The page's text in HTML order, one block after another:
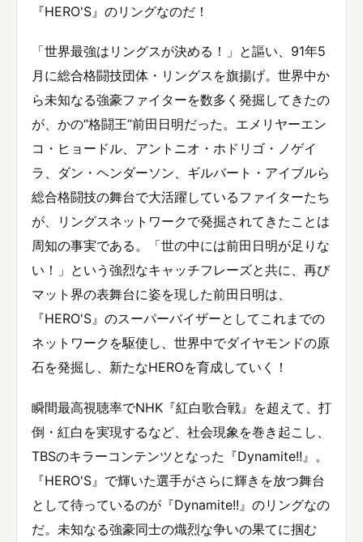
『HERO'S』のリングなのだ！
「世界最強はリングスが決める！」と謳い、91年5
月に総合格闘技団体・リングスを旗揚げ。世界中か
ら未知なる強豪ファイターを数多く発掘してきたの
が、かの“格闘王”前田日明だった。エメリヤーエン
コ・ヒョードル、アントニオ・ホドリゴ・ノゲイ
ラ、ダン・ヘンダーソン、ギルバート・アイブルら
総合格闘技の舞台で大活躍しているファイターたち
が、リングスネットワークで発掘されてきたことは
周知の事実である。「世の中には前田日明が足りな
い！」という強烈なキャッチフレーズと共に、再び
マット界の表舞台に姿を現した前田日明は、
『HERO'S』のスーパーバイザーとしてこれまでの
ネットワークを駆使し、世界中でダイヤモンドの原
石を発掘し、新たなHEROを育成していく！
瞬間最高視聴率でNHK『紅白歌合戦』を超えて、打
倒・紅白を実現するなど、社会現象を巻き起こし、
TBSのキラーコンテンツとなった『Dynamite!!』。
『HERO'S』で輝いた選手がさらに輝きを放つ舞台
として待っているのが『Dynamite!!』のリングなの
だ。未知なる強豪同士の熾烈な争いの果てに掴む